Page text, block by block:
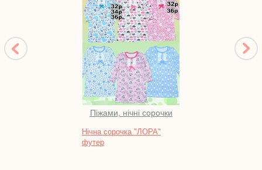
Піжами, нічні сорочки
Нічна сорочка "ЛОРА"
футер